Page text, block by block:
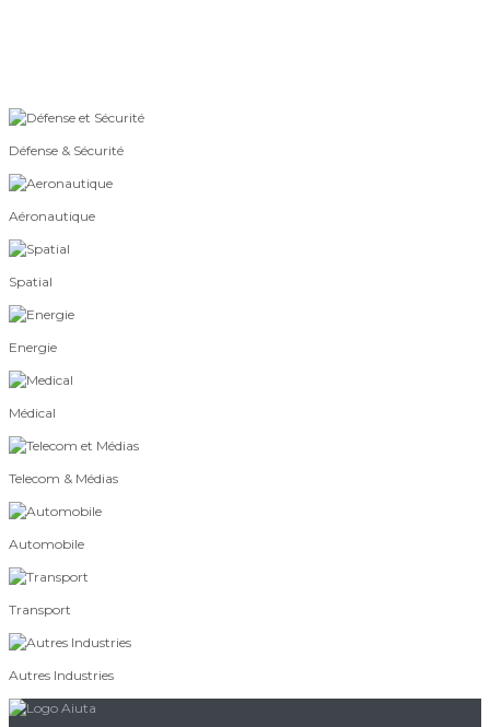
Défense & Sécurité
Aéronautique
Spatial
Energie
Médical
Telecom & Médias
Automobile
Transport
Autres Industries